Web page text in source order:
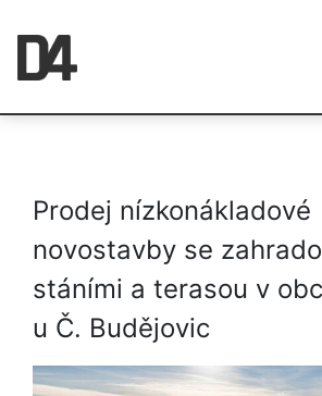
Prodej nízkonákladové
novostavby se
stáními a terasou v
u Č. Budějovic